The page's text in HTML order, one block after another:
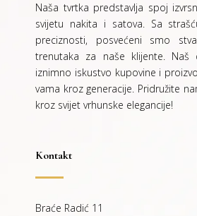
Naša tvrtka predstavlja spoj
svijetu nakita i satova. Sa
preciznosti, posvećeni smo
trenutaka za naše klijente. Naš
iznimno iskustvo kupovine i
vama kroz generacije. Pridružite
kroz svijet vrhunske elegancije!
Kontakt
Braće Radić 11